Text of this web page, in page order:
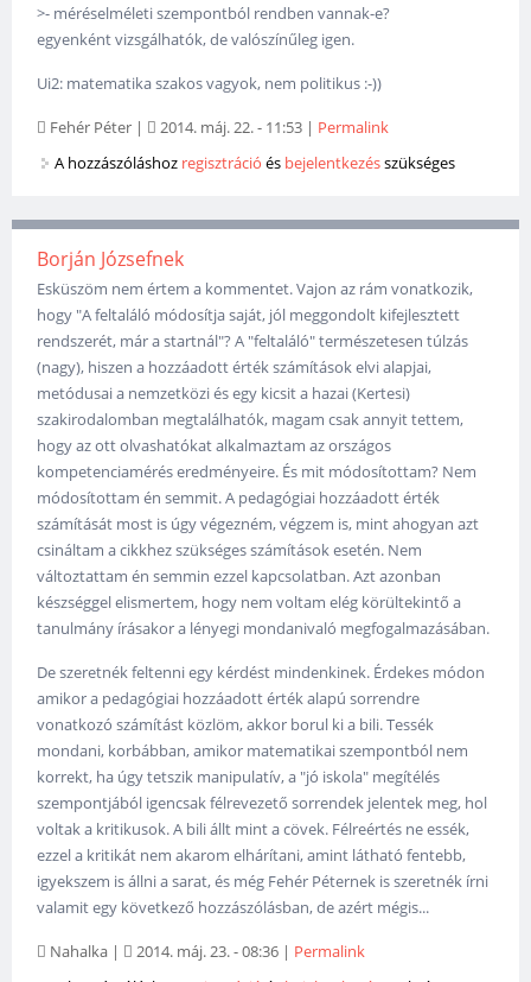
>- méréselméleti szempontból rendben vannak-e?
egyenként vizsgálhatók, de valószínűleg igen.
Ui2: matematika szakos vagyok, nem politikus :-))
Fehér Péter | 2014. máj. 22. - 11:53 | Permalink
A hozzászóláshoz regisztráció és bejelentkezésszükséges
Borján Józsefnek
Esküszöm nem értem a kommentet. Vajon az rám vonatkozik,
hogy "A feltaláló módosítja saját, jól meggondolt kifejlesztett
rendszerét, már a startnál"? A "feltaláló" természetesen túlzás
(nagy), hiszen a hozzáadott érték számítások elvi alapjai,
metódusai a nemzetközi és egy kicsit a hazai (Kertesi)
szakirodalomban megtalálhatók, magam csak annyit tettem,
hogy az ott olvashatókat alkalmaztam az országos
kompetenciamérés eredményeire. És mit módosítottam? Nem
módosítottam én semmit. A pedagógiai hozzáadott érték
számítását most is úgy végezném, végzem is, mint ahogyan azt
csináltam a cikkhez szükséges számítások esetén. Nem
változtattam én semmin ezzel kapcsolatban. Azt azonban
készséggel elismertem, hogy nem voltam elég körültekintő a
tanulmány írásakor a lényegi mondanivaló megfogalmazásában.
De szeretnék feltenni egy kérdést mindenkinek. Érdekes módon
amikor a pedagógiai hozzáadott érték alapú sorrendre
vonatkozó számítást közlöm, akkor borul ki a bili. Tessék
mondani, korbábban, amikor matematikai szempontból nem
korrekt, ha úgy tetszik manipulatív, a "jó iskola" megítélés
szempontjából igencsak félrevezető sorrendek jelentek meg, hol
voltak a kritikusok. A bili állt mint a cövek. Félreértés ne essék,
ezzel a kritikát nem akarom elhárítani, amint látható fentebb,
igyekszem is állni a sarat, és még Fehér Péternek is szeretnék írni
valamit egy következő hozzászólásban, de azért mégis...
Nahalka | 2014. máj. 23. - 08:36 | Permalink